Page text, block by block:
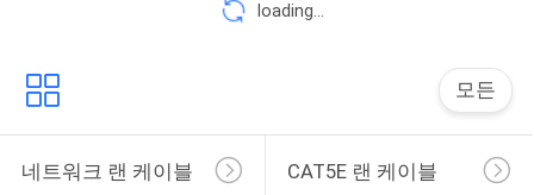
이
loading...
모든
네트워크 랜 케이블 CAT5E 랜 케이블